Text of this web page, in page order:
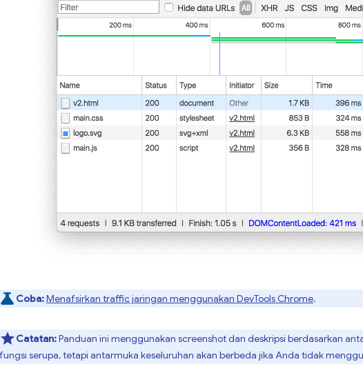
Coba:Menafsirkan traffic jaringan menggunakan DevTools Chrome.
Catatan:Panduan ini menggunakan screenshot dan deskripsi berdasarkan
fungsi serupa, tetapi antarmuka keseluruhan akan berbeda jika Anda tidak